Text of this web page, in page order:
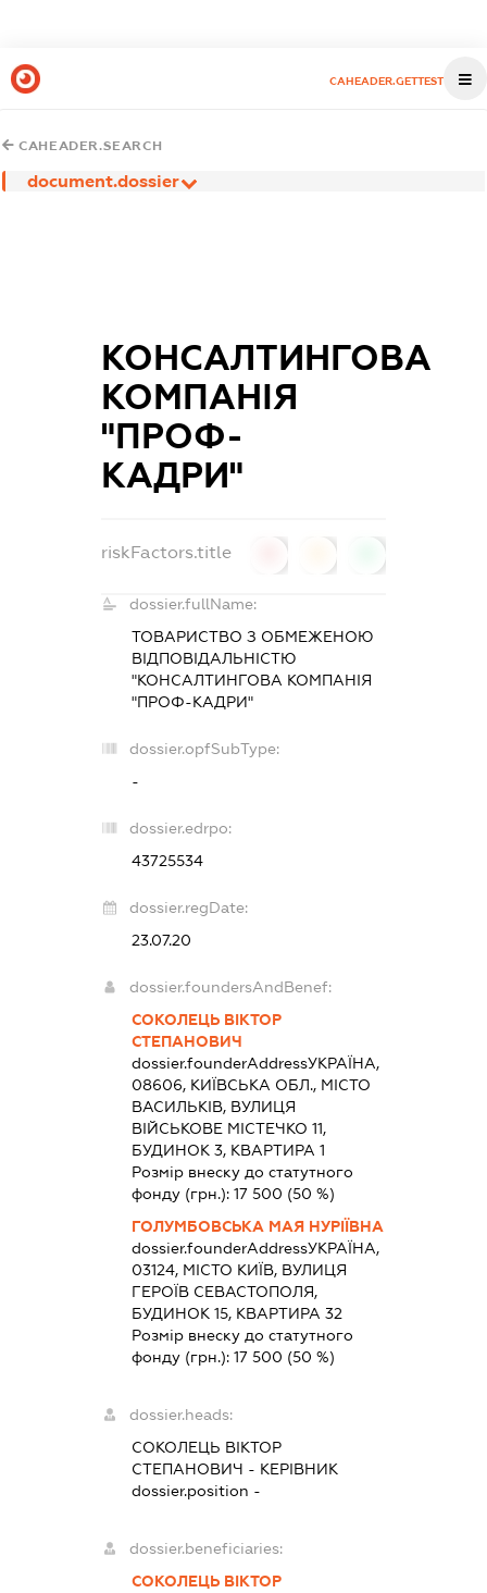
CAHEADER.GETTEST
CAHEADER.SEARCH
document.dossier
КОНСАЛТИНГОВА
КОМПАНІЯ
"ПРОФ-
КАДРИ"
riskFactors.title
dossier.fullName:
ТОВАРИСТВО З ОБМЕЖЕНОЮ
ВІДПОВІДАЛЬНІСТЮ
"КОНСАЛТИНГОВА КОМПАНІЯ
"ПРОФ-КАДРИ"
dossier.opfSubType:
-
dossier.edrpo:
43725534
dossier.regDate:
23.07.20
dossier.foundersAndBenef:
СОКОЛЕЦЬ ВІКТОР
СТЕПАНОВИЧ
dossier.founderAddressУКРАЇНА,
08606, КИЇВСЬКА ОБЛ., МІСТО
ВАСИЛЬКІВ, ВУЛИЦЯ
ВІЙСЬКОВЕ МІСТЕЧКО 11,
БУДИНОК 3, КВАРТИРА 1
Розмір внеску до статутного
фонду (грн.):17 500 (50 %)
ГОЛУМБОВСЬКА МАЯ НУРІЇВНА
dossier.founderAddressУКРАЇНА,
03124, МІСТО КИЇВ, ВУЛИЦЯ
ГЕРОЇВ СЕВАСТОПОЛЯ,
БУДИНОК 15, КВАРТИРА 32
Розмір внеску до статутного
фонду (грн.):17 500 (50 %)
dossier.heads:
СОКОЛЕЦЬ ВІКТОР
СТЕПАНОВИЧ - КЕРІВНИК
dossier.position -
dossier.beneficiaries:
СОКОЛЕЦЬ ВІКТОР